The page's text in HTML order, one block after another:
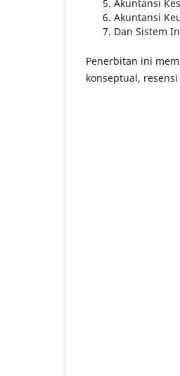
Akuntansi
Akuntansi
Dan Sistem
Penerbitan ini
konseptual,